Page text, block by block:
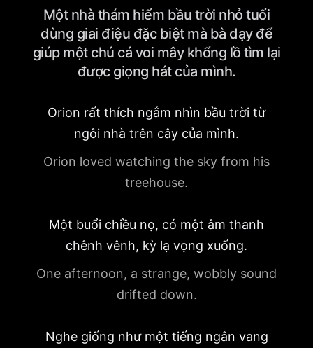
Một nhà thám hiểm bầu trời nhỏ tuổi
dùng giai điệu đặc biệt mà bà dạy để
giúp một chú cá voi mây khổng lồ tìm lại
được giọng hát của mình.
Orion rất thích ngắm nhìn bầu trời từ
ngôi nhà trên cây của mình.
Orion loved watching the sky from his
treehouse.
Một buổi chiều nọ, có một âm thanh
chênh vênh, kỳ lạ vọng xuống.
One afternoon, a strange, wobbly sound
drifted down.
Nghe giống như một tiếng ngân vang